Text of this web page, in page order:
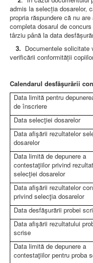
admis la selecţia dosarelor,
propria răspundere că nu
completa dosarul de
târziu până la data
3. Documentele
verificării conformităţii
Calendarul desfăşurării
Data limită pentru
de înscriere
Data selecţiei dosarelor
Data afişării rezultatelor
dosarelor
Data limită de depunere a
contestaţiilor privind
selecţiei dosarelor
Data afişării rezultatelor
privind selecţia dosarelor
Data desfăşurării probei
Data afişării rezultatului
scrise
Data limită de depunere a
contestaţiilor pentru proba